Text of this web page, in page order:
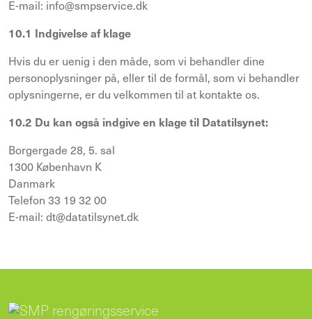
E-mail: info@smpservice.dk
10.1 Indgivelse af klage
Hvis du er uenig i den måde, som vi behandler dine
personoplysninger på, eller til de formål, som vi behandler
oplysningerne, er du velkommen til at kontakte os.
10.2 Du kan også indgive en klage til Datatilsynet:
Borgergade 28, 5. sal
1300 København K
Danmark
Telefon 33 19 32 00
E-mail: dt@datatilsynet.dk